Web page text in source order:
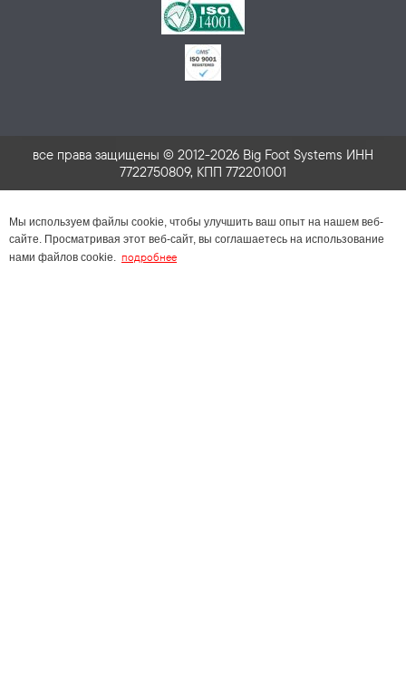
все права защищены © 2012-2026 Big Foot Systems ИНН
7722750809, КПП 772201001
Мы используем файлы cookie, чтобы улучшить ваш опыт на нашем веб-
сайте. Просматривая этот веб-сайт, вы соглашаетесь на использование
нами файлов cookie. подробнее